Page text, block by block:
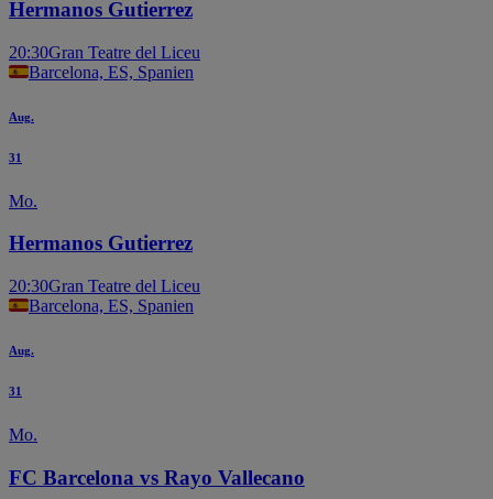
Hermanos Gutierrez
20:30Gran Teatre del Liceu
Barcelona, ES, Spanien
Aug.
31
Mo.
Hermanos Gutierrez
20:30Gran Teatre del Liceu
Barcelona, ES, Spanien
Aug.
31
Mo.
FC Barcelona vs Rayo Vallecano